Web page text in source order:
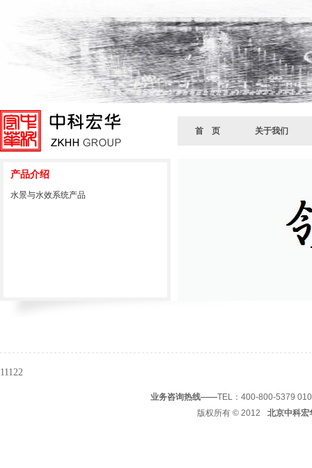
首 页 关于我们
产品介绍
水景与水效系统产品
11122
业务咨询热线——TEL：400-800-5379
版权所有 © 2012 北京中科宏